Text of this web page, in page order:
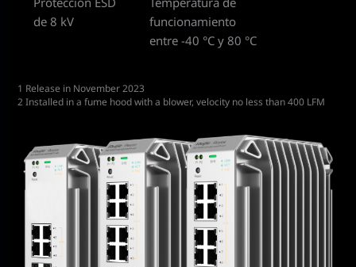
de 8 kV
funcionamiento
entre -40 °C y 80 °C
1 Release in November 2023
2 Installed in a fume hood with a blower, velocity no less than 400 LFM